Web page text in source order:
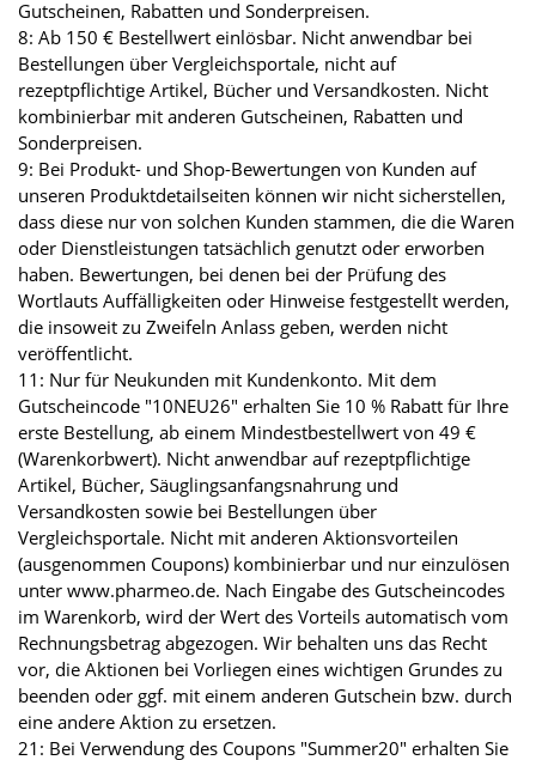
Gutscheinen, Rabatten und Sonderpreisen.
8: Ab 150 € Bestellwert einlösbar. Nicht anwendbar bei
Bestellungen über Vergleichsportale, nicht auf
rezeptpflichtige Artikel, Bücher und Versandkosten. Nicht
kombinierbar mit anderen Gutscheinen, Rabatten und
Sonderpreisen.
9: Bei Produkt- und Shop-Bewertungen von Kunden auf
unseren Produktdetailseiten können wir nicht sicherstellen,
dass diese nur von solchen Kunden stammen, die die Waren
oder Dienstleistungen tatsächlich genutzt oder erworben
haben. Bewertungen, bei denen bei der Prüfung des
Wortlauts Auffälligkeiten oder Hinweise festgestellt werden,
die insoweit zu Zweifeln Anlass geben, werden nicht
veröffentlicht.
11: Nur für Neukunden mit Kundenkonto. Mit dem
Gutscheincode "10NEU26" erhalten Sie 10 % Rabatt für Ihre
erste Bestellung, ab einem Mindestbestellwert von 49 €
(Warenkorbwert). Nicht anwendbar auf rezeptpflichtige
Artikel, Bücher, Säuglingsanfangsnahrung und
Versandkosten sowie bei Bestellungen über
Vergleichsportale. Nicht mit anderen Aktionsvorteilen
(ausgenommen Coupons) kombinierbar und nur einzulösen
unter www.pharmeo.de. Nach Eingabe des Gutscheincodes
im Warenkorb, wird der Wert des Vorteils automatisch vom
Rechnungsbetrag abgezogen. Wir behalten uns das Recht
vor, die Aktionen bei Vorliegen eines wichtigen Grundes zu
beenden oder ggf. mit einem anderen Gutschein bzw. durch
eine andere Aktion zu ersetzen.
21: Bei Verwendung des Coupons "Summer20" erhalten Sie